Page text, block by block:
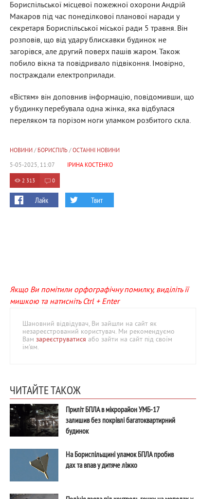
Бориспільської місцевої пожежної охорони Андрій
Макаров під час понеділкової планової наради у
секретаря Бориспільської міської ради 5 травня. Він
розповів, що від удару блискавки будинок не
загорівся, але другий поверх пашів жаром. Також
побило вікна та повідривало підвіконня. Імовірно,
постраждали електроприлади.
«Вістям» він доповнив інформацію, повідомивши, що
у будинку перебувала одна жінка, яка відбулася
переляком та порізом ноги уламком розбитого скла.
НОВИНИ/ БОРИСПІЛЬ/ ОСТАННІ НОВИНИ
5-05-2025, 11:07
ІРИНА КОСТЕНКО
2 313 0
Лайк Твит
Якщо Ви помітили орфографічну помилку, виділіть її
мишкою та натисніть Ctrl + Enter
Шановний відвідувач, Ви зайшли на сайт як
незареєстрований користувач. Ми рекомендуємо
Вам зареєструватися або зайти на сайт під своїм
ім'ям.
ЧИТАЙТЕ ТАКОЖ
Приліт БПЛА в мікрорайон УМБ-17
залишив без покрівлі багатоквартирний
будинок
На Бориспільщині уламок БПЛА пробив
дах та впав у дитяче ліжко